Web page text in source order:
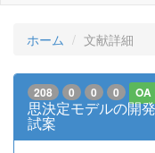
ホーム 文献詳細
208 0 0 0 OA
思決定モデルの開
試案